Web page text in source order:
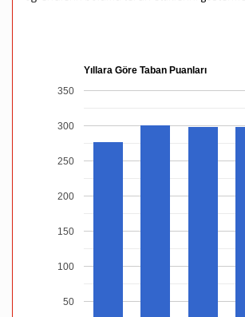
Yıllara Göre Taban Puanları
50
100
150
200
250
300
350